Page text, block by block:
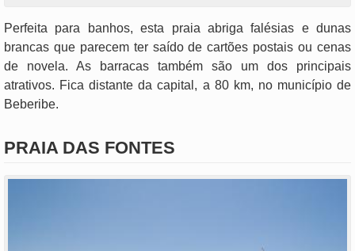
Perfeita para banhos, esta praia abriga falésias e dunas
brancas que parecem ter saído de cartões postais ou cenas
de novela. As barracas também são um dos principais
atrativos. Fica distante da capital, a 80 km, no município de
Beberibe.
PRAIA DAS FONTES